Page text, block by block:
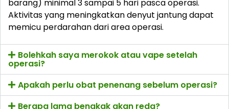
barang) minimal 3 sampai 5 hari pasca operasi.
Aktivitas yang meningkatkan denyut jantung dapat
memicu perdarahan dari area operasi.
Bolehkah saya merokok atau vape setelah
operasi?
Apakah perlu obat penenang sebelum operasi?
Berapa lama bengkak akan reda?